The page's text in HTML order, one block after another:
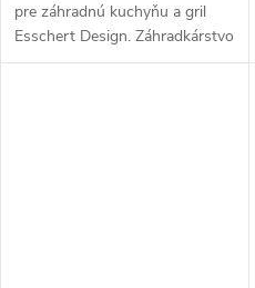
pre záhradnú kuchyňu a gril
Esschert Design. Záhradkárstvo
s prírodnou inšpiráciou.